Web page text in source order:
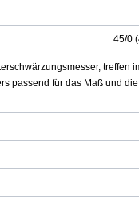
45/0
treffen
passend für das Maß und